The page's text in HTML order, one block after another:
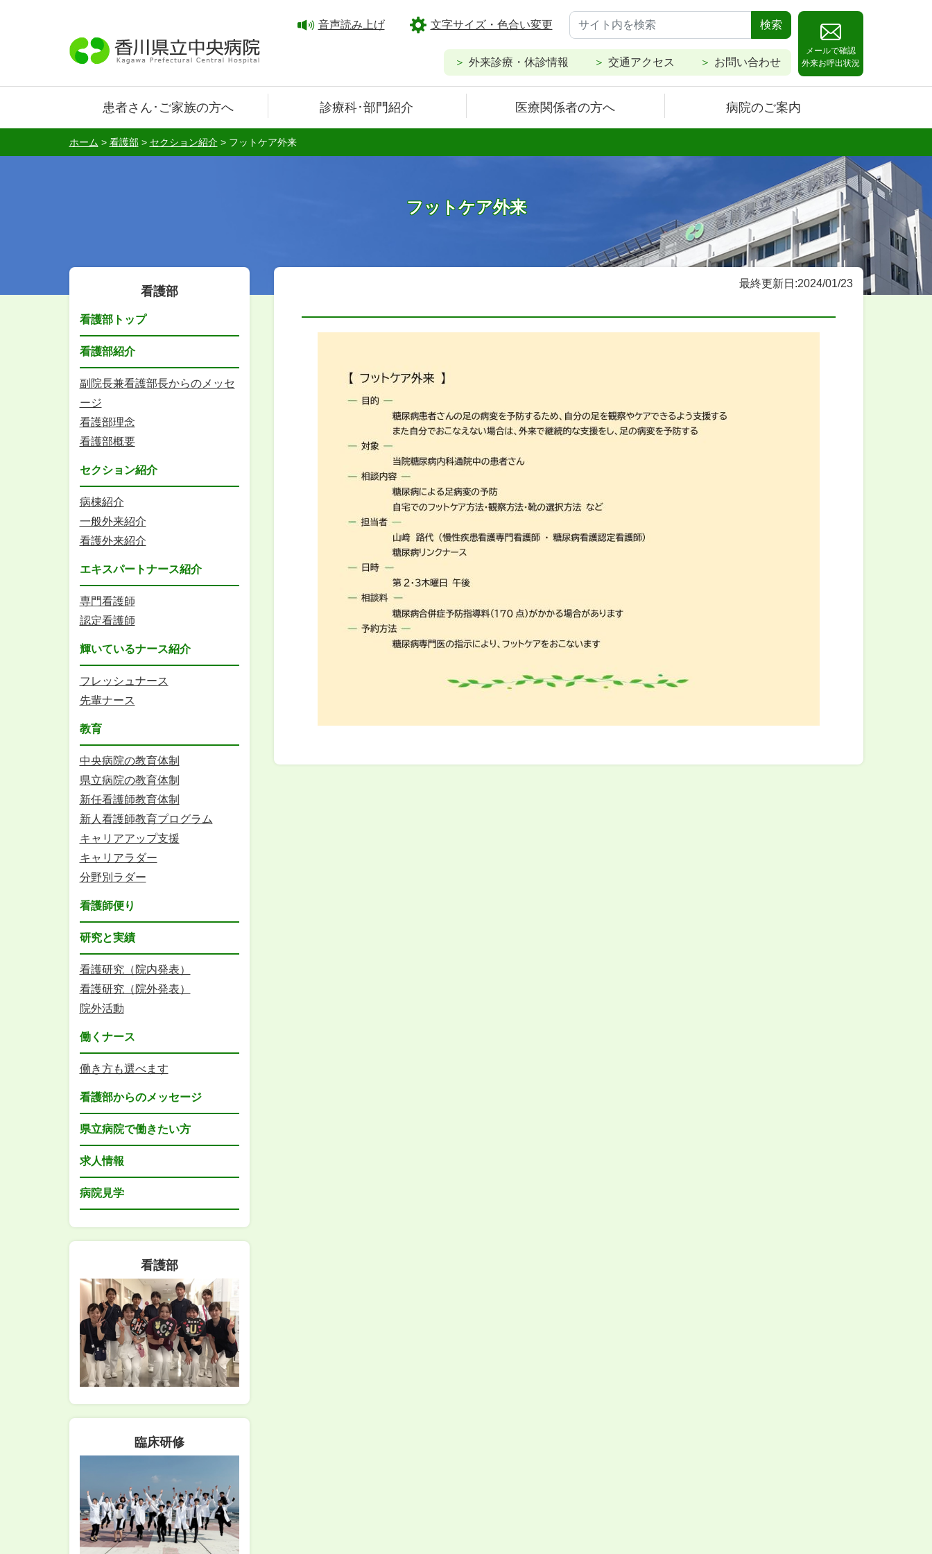
音声読み上げ 文字サイズ・色合い変更 検索
外来診療・休診情報 交通アクセス お問い合わせ
メールで確認
外来お呼出状況
患者さん･ご家族の方へ 診療科･部門紹介 医療関係者の方へ 病院のご案内
ホーム > 看護部> セクション紹介> フットケア外来
フットケア外来
最終更新日:2024/01/23
看護部
看護部トップ
看護部紹介
副院長兼看護部長からのメッセ
ージ
看護部理念
看護部概要
セクション紹介
病棟紹介
一般外来紹介
看護外来紹介
エキスパートナース紹介
専門看護師
認定看護師
輝いているナース紹介
フレッシュナース
先輩ナース
教育
中央病院の教育体制
県立病院の教育体制
新任看護師教育体制
新人看護師教育プログラム
キャリアアップ支援
キャリアラダー
分野別ラダー
看護師便り
研究と実績
看護研究（院内発表）
看護研究（院外発表）
院外活動
働くナース
働き方も選べます
看護部からのメッセージ
県立病院で働きたい方
求人情報
病院見学
看護部
臨床研修